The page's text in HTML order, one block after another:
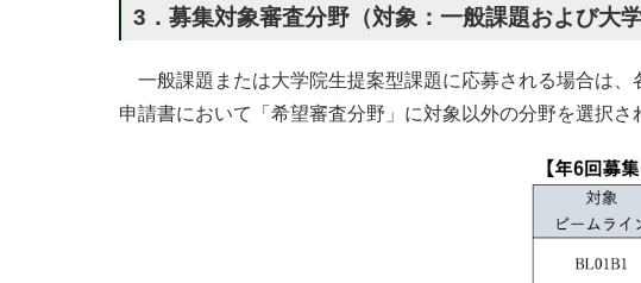
3．募集対象審査分野（対象：一般課題および大
一般課題または大学院生提案型課題に応募される場合は
申請書において「希望審査分野」に対象以外の分野を選択